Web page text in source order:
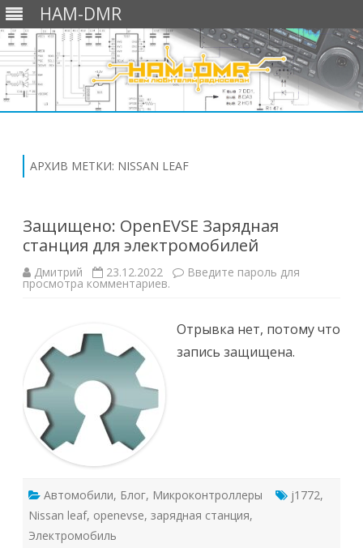
HAM-DMR
АРХИВ МЕТКИ: NISSAN LEAF
Защищено: OpenEVSE Зарядная
станция для электромобилей
Дмитрий 23.12.2022 Введите пароль для
просмотра комментариев.
Отрывка нет, потому что
запись защищена.
Автомобили, Блог, Микроконтроллеры j1772,
Nissan leaf, openevse, зарядная станция,
Электромобиль